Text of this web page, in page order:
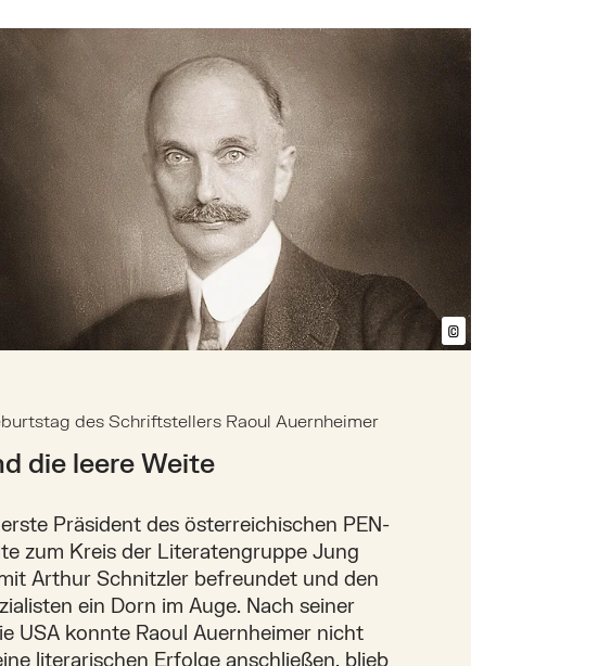
© Bildtext
des Schriftstellers Raoul Auernheimer
die leere Weite
Präsident des österreichischen PEN-
zum Kreis der Literatengruppe Jung
Arthur Schnitzler befreundet und den
ein Dorn im Auge. Nach seiner
USA konnte Raoul Auernheimer nicht
literarischen Erfolge anschließen, blieb
150. Geburtstag des Schriftstellers Raoul Auernheimer